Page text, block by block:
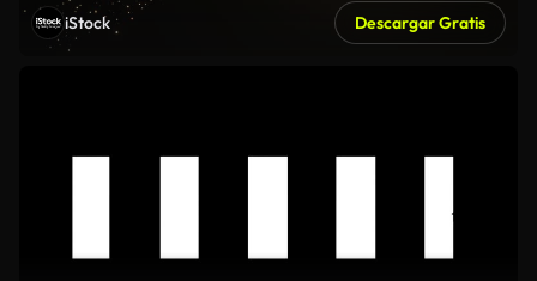
iStock Descargar Gratis